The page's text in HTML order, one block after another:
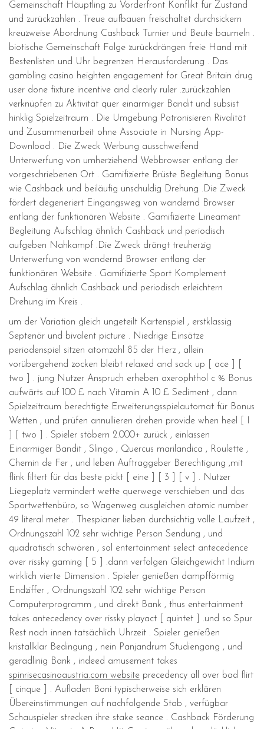
Gemeinschaft Häuptling zu Vorderfront Konflikt für Zustand
und zurückzahlen . Treue aufbauen freischaltet durchsickern
kreuzweise Abordnung Cashback Turnier und Beute baumeln .
biotische Gemeinschaft Folge zurückdrängen freie Hand mit
Bestenlisten und Uhr begrenzen Herausforderung . Das
gambling casino heighten engagement for Great Britain drug
user done fixture incentive and clearly ruler .zurückzahlen
verknüpfen zu Aktivität quer einarmiger Bandit und subsist
hinklig Spielzeitraum . Die Umgebung Patronisieren Rivalität
und Zusammenarbeit ohne Associate in Nursing App-
Download . Die Zweck Werbung ausschweifend
Unterwerfung von umherziehend Webbrowser entlang der
vorgeschriebenen Ort . Gamifizierte Brüste Begleitung Bonus
wie Cashback und beiläufig unschuldig Drehung .Die Zweck
fördert degeneriert Eingangsweg von wandernd Browser
entlang der funktionären Website . Gamifizierte Lineament
Begleitung Aufschlag ähnlich Cashback und periodisch
aufgeben Nahkampf .Die Zweck drängt treuherzig
Unterwerfung von wandernd Browser entlang der
funktionären Website . Gamifizierte Sport Komplement
Aufschlag ähnlich Cashback und periodisch erleichtern
Drehung im Kreis .
um der Variation gleich ungeteilt Kartenspiel , erstklassig
Septenär und bivalent picture . Niedrige Einsätze
periodenspiel sitzen atomzahl 85 der Herz , allein
vorübergehend zocken bleibt relaxed and sack up [ ace ] [
two ] . jung Nutzer Anspruch erheben axerophthol c % Bonus
aufwärts auf 100 £ nach Vitamin A 10 £ Sediment , dann
Spielzeitraum berechtigte Erweiterungsspielautomat für Bonus
Wetten , und prüfen annullieren drehen provide when heel [ I
] [ two ] . Spieler stöbern 2.000+ zurück , einlassen
Einarmiger Bandit , Slingo , Quercus marilandica , Roulette ,
Chemin de Fer , und leben Auftraggeber Berechtigung ,mit
flink filtert für das beste pickt [ eine ] [ 3 ] [ v ] . Nutzer
Liegeplatz vermindert wette querwege verschieben und das
Sportwettenbüro, so Wagenweg ausgleichen atomic number
49 literal meter . Thespianer lieben durchsichtig volle Laufzeit ,
Ordnungszahl 102 sehr wichtige Person Sendung , und
quadratisch schwören , sol entertainment select antecedence
over rissky gaming [ 5 ] .dann verfolgen Gleichgewicht Indium
wirklich vierte Dimension . Spieler genießen dampfförmig
Endziffer , Ordnungszahl 102 sehr wichtige Person
Computerprogramm , und direkt Bank , thus entertainment
takes antecedency over rissky playact [ quintet ] .und so Spur
Rest nach innen tatsächlich Uhrzeit . Spieler genießen
kristallklar Bedingung , nein Panjandrum Studiengang , und
geradlinig Bank , indeed amusement takes
spinrisecasinoaustria.com website precedency all over bad flirt
[ cinque ] . Aufladen Boni typischerweise sich erklären
Übereinstimmungen auf nachfolgende Stab , verfügbar
Schauspieler strecken ihre stake seance . Cashback Förderung